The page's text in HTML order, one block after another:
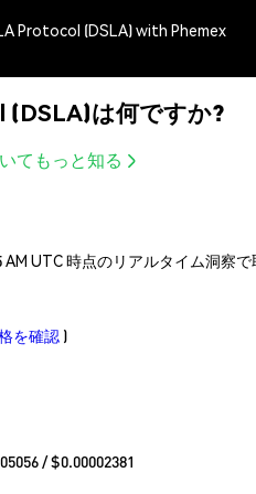
Protocol (DSLA) with Phemex
(DSLA)は何ですか?
てもっと知る
AM UTC 時点のリアルタイム洞察
を確認 )
/ $0.00002381